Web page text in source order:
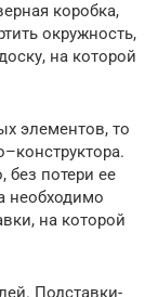
коробка,
окружность,
на которой
элементов, то
без потери ее
необходимо
на которой
Подставки-